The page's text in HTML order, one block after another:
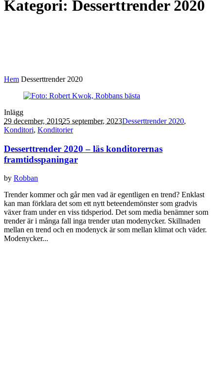
Kategori: Desserttrender 2020
Hem Desserttrender 2020
Inlägg
29 december, 201925 september, 2023Desserttrender 2020,
Konditori, Konditorier
Desserttrender 2020 – läs konditorernas
framtidsspaningar
by Robban
Trender kommer och går men vad är egentligen en trend? Enklast
kan man förklara det som ett nytt beteendemönster som gradvis
växer fram under en viss tidsperiod. Det som media benämner som
trender är i många fall inga trender utan modenycker. Skillnaden
mellan en trend och en modenyck är som mellan klimat och väder.
Modenycker...